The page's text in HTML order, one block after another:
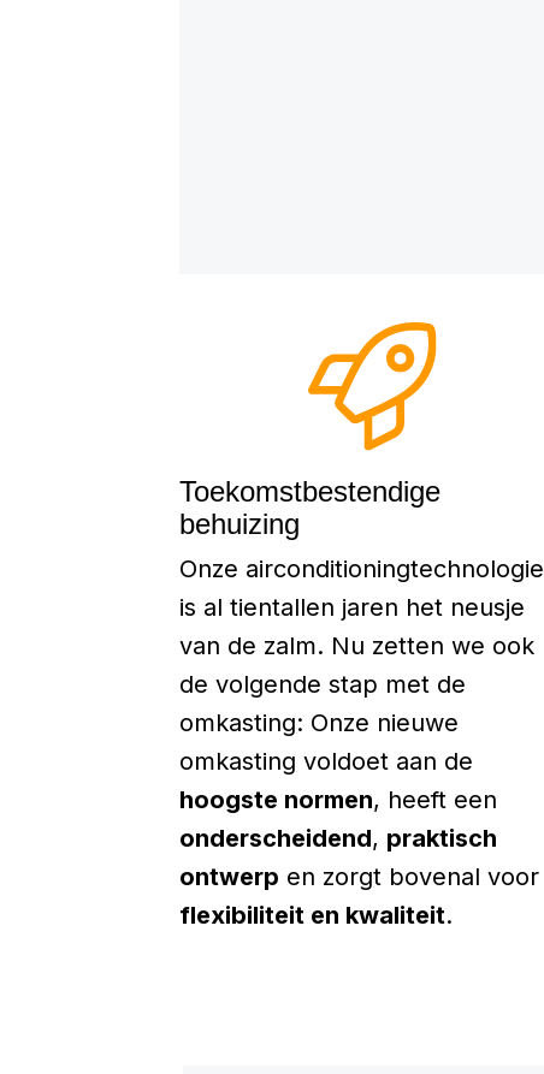
Toekomstbestendige
behuizing
Onze airconditioningtechnologie
is al tientallen jaren het neusje
van de zalm. Nu zetten we ook
de volgende stap met de
omkasting: Onze nieuwe
omkasting voldoet aan de
hoogste normen, heeft een
onderscheidend, praktisch
ontwerp en zorgt bovenal voor
flexibiliteit en kwaliteit.